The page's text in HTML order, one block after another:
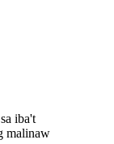
iba't
malinaw